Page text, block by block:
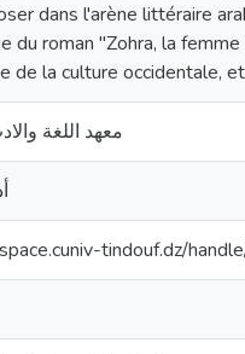
dans l'arène littéraire
du roman "Zohra, la
de la culture occidentale,
معهد اللغة
tindouf.dz/